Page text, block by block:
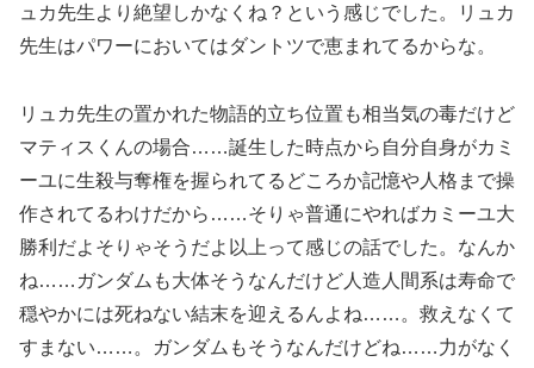
ュカ先生より絶望しかなくね？という感じでした。リュカ
先生はパワーにおいてはダントツで恵まれてるからな。
リュカ先生の置かれた物語的立ち位置も相当気の毒だけど
マティスくんの場合……誕生した時点から自分自身がカミ
ーユに生殺与奪権を握られてるどころか記憶や人格まで操
作されてるわけだから……そりゃ普通にやればカミーユ大
勝利だよそりゃそうだよ以上って感じの話でした。なんか
ね……ガンダムも大体そうなんだけど人造人間系は寿命で
穏やかには死ねない結末を迎えるんよね……。救えなくて
すまない……。ガンダムもそうなんだけどね……力がなく